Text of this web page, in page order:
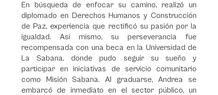
En búsqueda de enfocar su camino, realizó un
diplomado en Derechos Humanos y Construcción
de Paz, experiencia que rectificó su pasión por la
igualdad. Así mismo, su perseverancia fue
recompensada con una beca en la Universidad de
La Sabana, donde pudo seguir su sueño y
participar en iniciativas de servicio comunitario
como Misión Sabana. Al graduarse, Andrea se
embarcó de inmediato en el sector público, un